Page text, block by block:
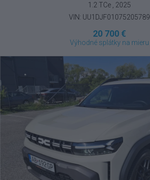
1.2 TCe , 2025
VIN: UU1DJF01075205789
20 700 €
Výhodné splátky na mieru